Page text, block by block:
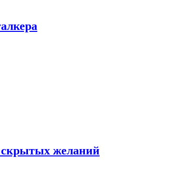
скрытых желаний